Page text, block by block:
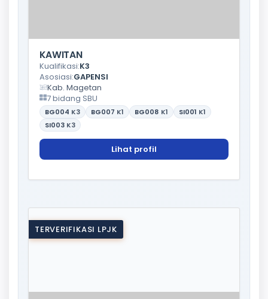
KAWITAN
Kualifikasi:K3
Asosiasi:GAPENSI
Kab. Magetan
7 bidang SBU
BG004 K3 BG007 K1 BG008 K1 SI001 K1
SI003 K3
Lihat profil
TERVERIFIKASI LPJK